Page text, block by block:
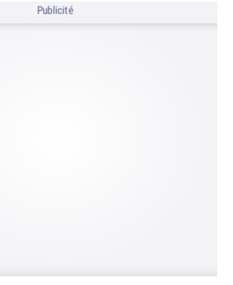
Publicité